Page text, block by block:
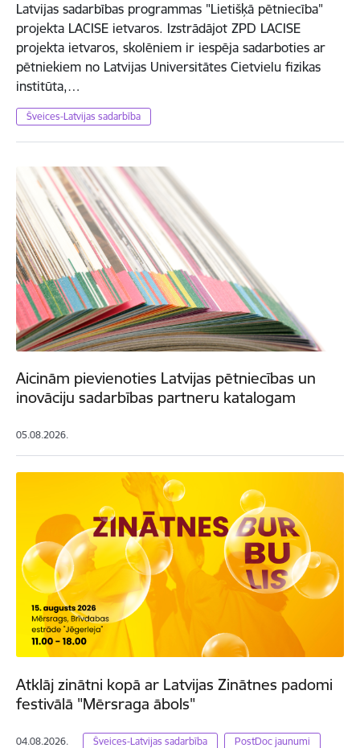
Latvijas sadarbības programmas "Lietišķā pētniecība"
projekta LACISE ietvaros. Izstrādājot ZPD LACISE
projekta ietvaros, skolēniem ir iespēja sadarboties ar
pētniekiem no Latvijas Universitātes Cietvielu fizikas
institūta,…
Šveices-Latvijas sadarbība
Aicinām pievienoties Latvijas pētniecības un
inovāciju sadarbības partneru katalogam
05.08.2026.
Atklāj zinātni kopā ar Latvijas Zinātnes padomi
festivālā "Mērsraga ābols"
04.08.2026. Šveices-Latvijas sadarbība PostDoc jaunumi